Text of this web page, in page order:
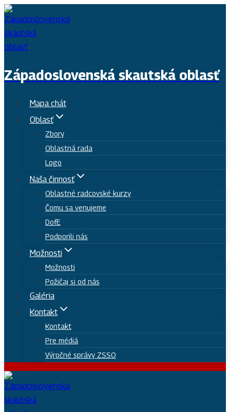
Skip
to
content
Západoslovenská skautská oblasť
Mapa chát
Oblasť
Zbory
Oblastná rada
Logo
Naša činnosť
Oblastné radcovské kurzy
Čomu sa venujeme
DofE
Podporili nás
Možnosti
Možnosti
Požičaj si od nás
Galéria
Kontakt
Kontakt
Pre médiá
Výročné správy ZSSO